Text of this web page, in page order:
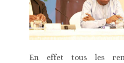
En effet tous les